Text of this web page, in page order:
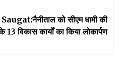
को सीएम धामी की
विकास कार्यों का किया लोकार्पण